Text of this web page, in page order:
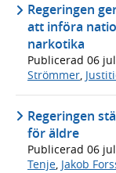
Regeringen
att införa
narkotika
Publicerad 06
Strömmer,
Regeringen
för äldre
Publicerad 06
Tenje, Jakob